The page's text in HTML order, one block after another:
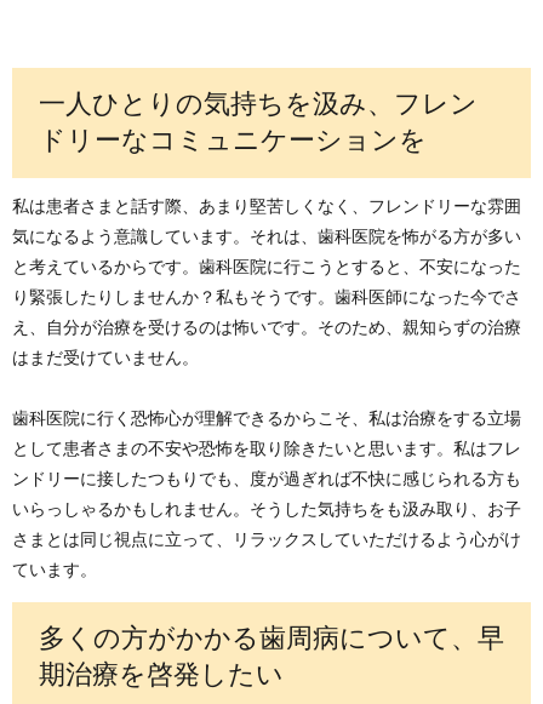
一人ひとりの気持ちを汲み、フレン
ドリーなコミュニケーションを
私は患者さまと話す際、あまり堅苦しくなく、フレンドリーな雰囲
気になるよう意識しています。それは、歯科医院を怖がる方が多い
と考えているからです。歯科医院に行こうとすると、不安になった
り緊張したりしませんか？私もそうです。歯科医師になった今でさ
え、自分が治療を受けるのは怖いです。そのため、親知らずの治療
はまだ受けていません。
歯科医院に行く恐怖心が理解できるからこそ、私は治療をする立場
として患者さまの不安や恐怖を取り除きたいと思います。私はフレ
ンドリーに接したつもりでも、度が過ぎれば不快に感じられる方も
いらっしゃるかもしれません。そうした気持ちをも汲み取り、お子
さまとは同じ視点に立って、リラックスしていただけるよう心がけ
ています。
多くの方がかかる歯周病について、早
期治療を啓発したい